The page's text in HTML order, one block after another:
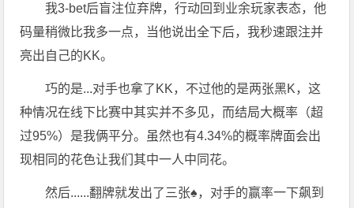
我3-bet后盲注位弃牌，行动回到业余玩家表态，他
码量稍微比我多一点，当他说出全下后，我秒速跟注并
亮出自己的KK。
巧的是...对手也拿了KK，不过他的是两张黑K，这
种情况在线下比赛中其实并不多见，而结局大概率（超
过95%）是我俩平分。虽然也有4.34%的概率牌面会出
现相同的花色让我们其中一人中同花。
然后......翻牌就发出了三张♠，对手的赢率一下飙到